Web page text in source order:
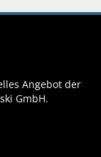
Angebot der
GmbH.